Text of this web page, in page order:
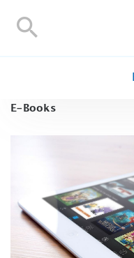
FORSCHUNG UND
ALUMNI
INTERNATIONAL
BESCHÄFTIGTE
Blogs Kontakt und
TH Online-Portal
E-Books